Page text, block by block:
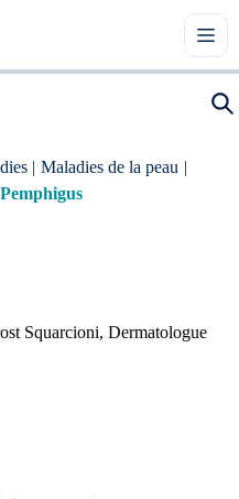
| Maladies de la peau |
Pemphigus
Squarcioni, Dermatologue